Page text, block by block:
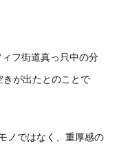
ィフ街道真っ只中の分
きが出たとのことで
ノではなく、重厚感の